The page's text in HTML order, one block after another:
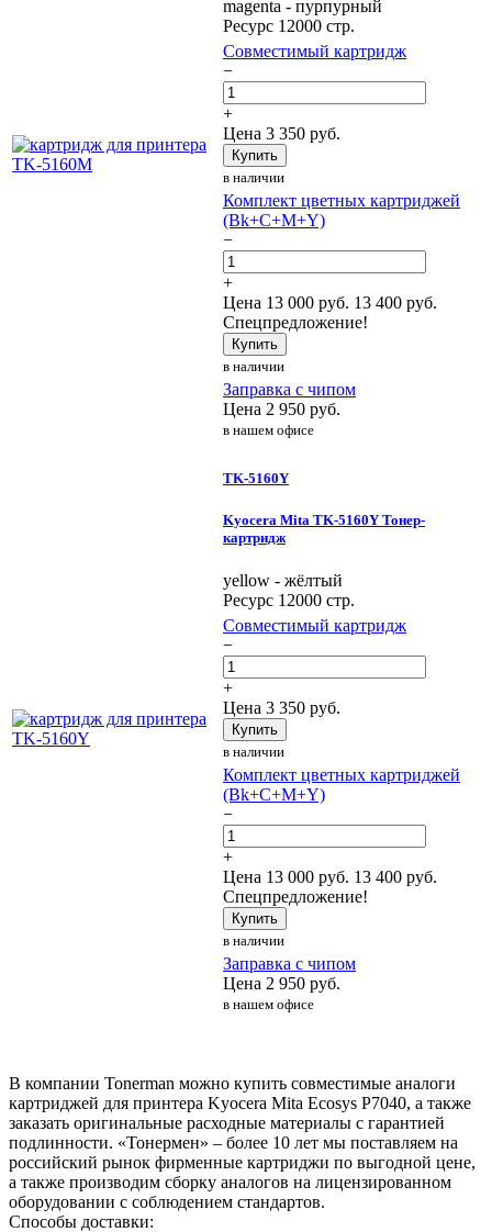
magenta - пурпурный
Ресурс 12000 стр.
Совместимый картридж
−
+
Цена 3 350 руб.
Купить
в наличии
Комплект цветных картриджей
(Bk+C+M+Y)
−
+
Цена 13 000 руб. 13 400 руб.
Спецпредложение!
Купить
в наличии
Заправка с чипом
Цена 2 950 руб.
в нашем офисе
TK-5160Y
Kyocera Mita TK-5160Y Тонер-
картридж
yellow - жёлтый
Ресурс 12000 стр.
Совместимый картридж
−
+
Цена 3 350 руб.
Купить
в наличии
Комплект цветных картриджей
(Bk+C+M+Y)
−
+
Цена 13 000 руб. 13 400 руб.
Спецпредложение!
Купить
в наличии
Заправка с чипом
Цена 2 950 руб.
в нашем офисе
В компании Tonerman можно купить совместимые аналоги
картриджей для принтера Kyocera Mita Ecosys P7040, а также
заказать оригинальные расходные материалы с гарантией
подлинности. «Тонермен» – более 10 лет мы поставляем на
российский рынок фирменные картриджи по выгодной цене,
а также производим сборку аналогов на лицензированном
оборудовании с соблюдением стандартов.
Способы доставки: